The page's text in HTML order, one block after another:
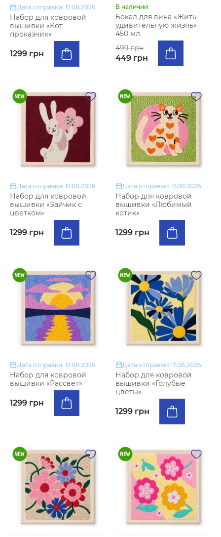
Дата отправки: 17.08.2026
Набор для ковровой
вышивки «Кот-
проказник»
1299 грн
В наличии
Бокал для вина «Жить
удивительную жизнь»
450 мл
499 грн
449 грн
Дата отправки: 17.08.2026
Набор для ковровой
вышивки «Зайчик с
цветком»
1299 грн
Дата отправки: 17.08.2026
Набор для ковровой
вышивки «Любимый
котик»
1299 грн
Дата отправки: 17.08.2026
Набор для ковровой
вышивки «Рассвет»
1299 грн
Дата отправки: 17.08.2026
Набор для ковровой
вышивки «Голубые
цветы»
1299 грн